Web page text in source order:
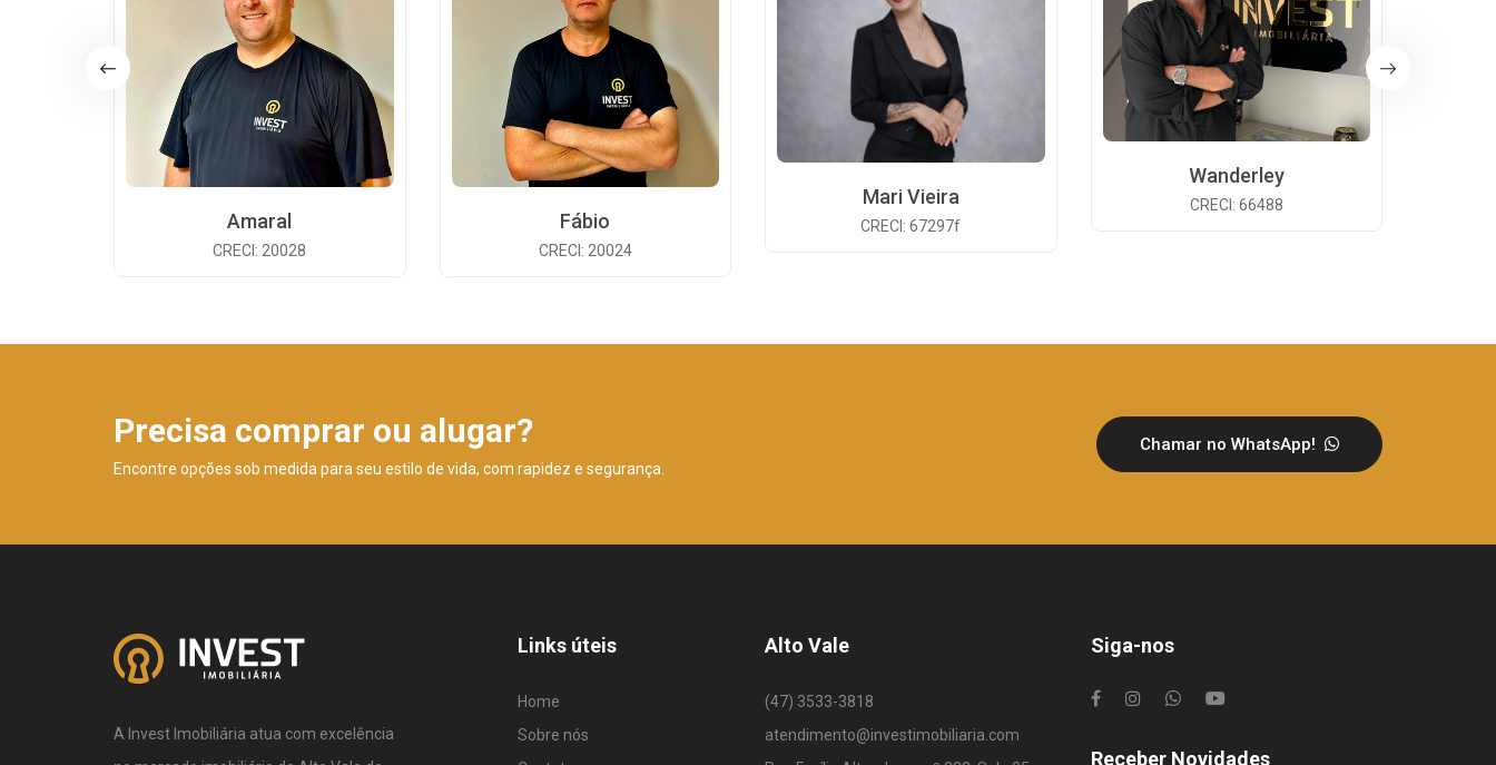
Amaral
CRECI: 20028
Fábio
CRECI: 20024
Mari Vieira
CRECI: 67297f
Wanderley
CRECI: 66488
Precisa comprar ou alugar?
Encontre opções sob medida para seu estilo de vida, com rapidez e segurança.
Chamar no WhatsApp!
A Invest Imobiliária atua com excelência
Links úteis
Home
Sobre nós
Alto Vale
(47) 3533-3818
atendimento@investimobiliaria.com
Siga-nos
Receber Novidades